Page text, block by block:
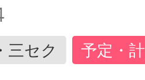
三セク 予定・